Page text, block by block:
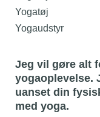
Yogatøj
Yogaudstyr
Jeg vil gøre alt
yogaoplevelse.
uanset din
med yoga.